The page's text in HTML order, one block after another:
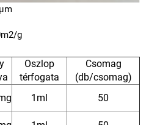
g
Oszlop
térfogata
Csomag
(db/csomag)
1ml
50